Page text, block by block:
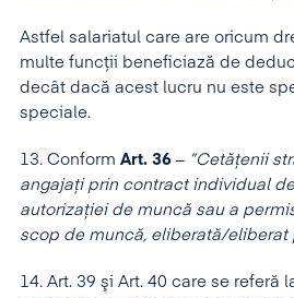
Astfel salariatul care are oricum
multe funcţii beneficiază de
decât dacă acest lucru nu este
speciale.
13. Conform Art. 36 – ”Cetăţenii
angajaţi prin contract individual
autorizaţiei de muncă sau a
scop de muncă, eliberată/eliberat
14. Art. 39 şi Art. 40 care se referă